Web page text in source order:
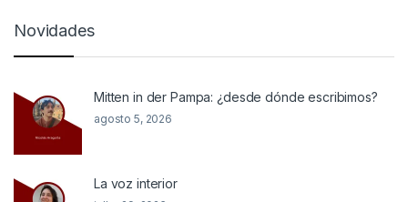
Novidades
Mitten in der Pampa: ¿desde dónde escribimos?
agosto 5, 2026
La voz interior